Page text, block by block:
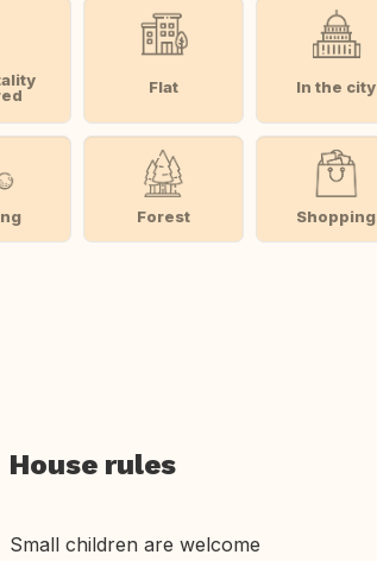
Flat In the city
Forest Shopping
House rules
Small children are welcome